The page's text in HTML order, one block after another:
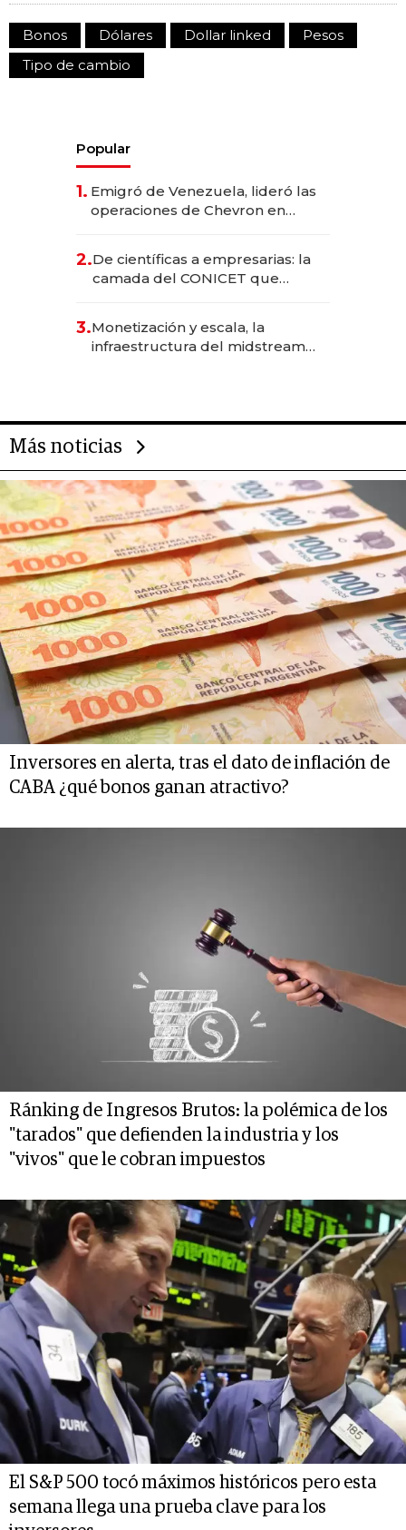
Bonos Dólares Dollar linked
Pesos
Tipo de cambio
Popular
1. Emigró de Venezuela, lideró las
operaciones de Chevron en
2.De científicas a empresarias: la
camada del CONICET que
3.Monetización y escala, la
infraestructura del midstream
Más noticias
Inversores en alerta, tras el dato de inflación de
CABA ¿qué bonos ganan atractivo?
Ránking de Ingresos Brutos: la polémica de los
"tarados" que defienden la industria y los
"vivos" que le cobran impuestos
El S&P 500 tocó máximos históricos pero esta
semana llega una prueba clave para los